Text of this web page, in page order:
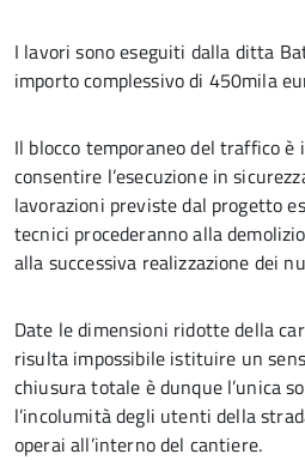
I lavori sono eseguiti dalla ditta
importo complessivo di 450mila
Il blocco temporaneo del traffico è
consentire l’esecuzione in
lavorazioni previste dal progetto
tecnici procederanno alla
alla successiva realizzazione dei
Date le dimensioni ridotte della
risulta impossibile istituire un
chiusura totale è dunque l’unica
l’incolumità degli utenti della
operai all’interno del cantiere.